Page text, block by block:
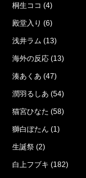
桐生ココ (4)
殿堂入り (6)
浅井ラム (13)
海外の反応 (13)
湊あくあ (47)
潤羽るしあ (54)
猫宮ひなた (58)
獅白ぼたん (1)
生誕祭 (2)
白上フブキ (182)